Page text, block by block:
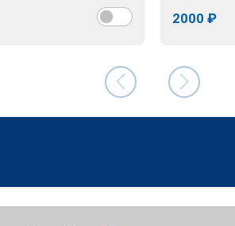
2000 ₽